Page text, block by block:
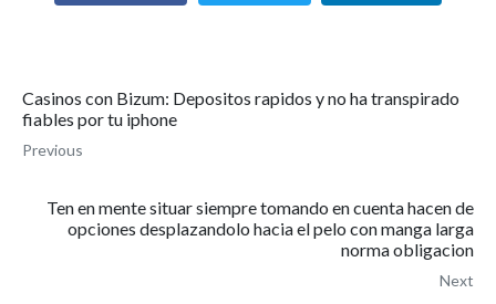
Casinos con Bizum: Depositos rapidos y no ha transpirado
fiables por tu iphone
Previous
Ten en mente situar siempre tomando en cuenta hacen de
opciones desplazandolo hacia el pelo con manga larga
norma obligacion
Next